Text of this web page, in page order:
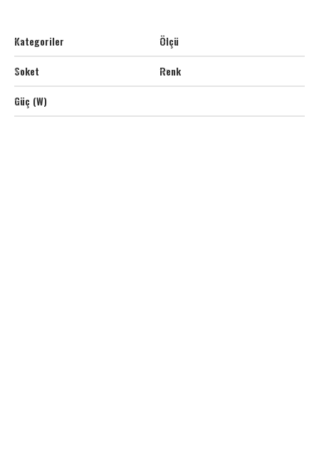
Kategoriler
Ölçü
Soket
Renk
Güç (W)